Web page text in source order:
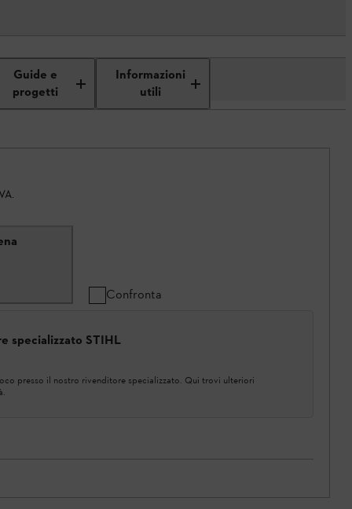
Guide e
progetti
Informazioni
utili
Confronta
specializzato STIHL
presso il nostro rivenditore specializzato. Qui trovi ulteriori